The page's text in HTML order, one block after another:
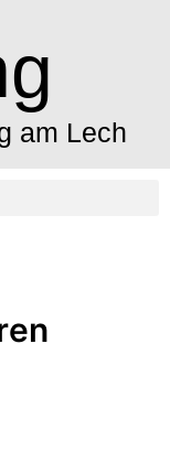
am Lech